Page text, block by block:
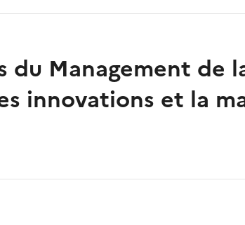
du Management de
innovations et la